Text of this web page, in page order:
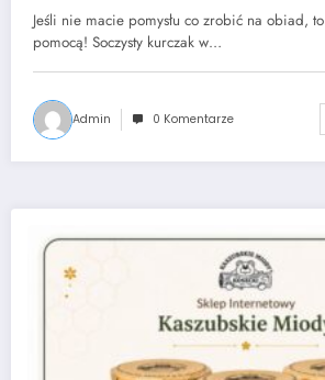
Jeśli nie macie pomysłu co zrobić na obiad,
pomocą! Soczysty kurczak w…
Admin 0 Komentarze